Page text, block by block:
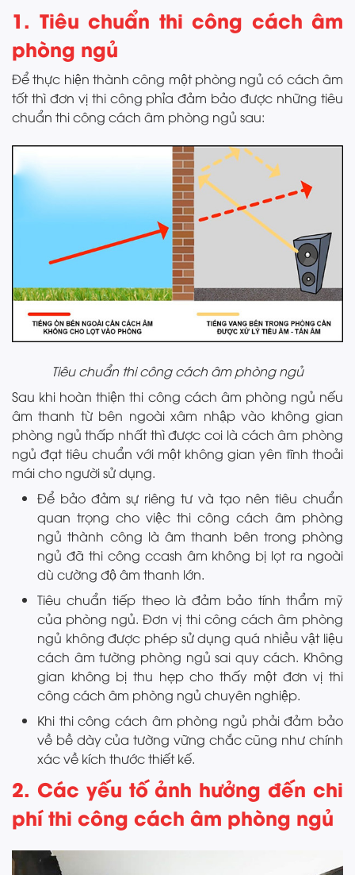
1. Tiêu chuẩn thi công cách âm
phòng ngủ
Để thực hiện thành công một phòng ngủ có cách âm
tốt thì đơn vị thi công phỉa đảm bảo được những tiêu
chuẩn thi công cách âm phòng ngủ sau:
Tiêu chuẩn thi công cách âm phòng ngủ
Sau khi hoàn thiện thi công cách âm phòng ngủ nếu
âm thanh từ bên ngoài xâm nhập vào không gian
phòng ngủ thấp nhất thì được coi là cách âm phòng
ngủ đạt tiêu chuẩn với một không gian yên tĩnh thoải
mái cho người sử dụng.
Để bảo đảm sự riêng tư và tạo nên tiêu chuẩn
quan trọng cho việc thi công cách âm phòng
ngủ thành công là âm thanh bên trong phòng
ngủ đã thi công ccash âm không bị lọt ra ngoài
dù cường độ âm thanh lớn.
Tiêu chuẩn tiếp theo là đảm bảo tính thẩm mỹ
của phòng ngủ. Đơn vị thi công cách âm phòng
ngủ không được phép sử dụng quá nhiều vật liệu
cách âm tường phòng ngủ sai quy cách. Không
gian không bị thu hẹp cho thấy một đơn vị thi
công cách âm phòng ngủ chuyên nghiệp.
Khi thi công cách âm phòng ngủ phải đảm bảo
về bề dày của tường vững chắc cũng như chính
xác về kích thước thiết kế.
2. Các yếu tố ảnh hưởng đến chi
phí thi công cách âm phòng ngủ